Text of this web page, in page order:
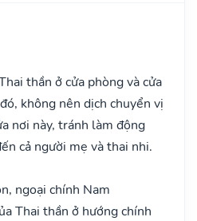
thần ở cửa phòng và cửa
không nên dịch chuyển vị
nơi này, tránh làm động
cả người mẹ và thai nhi.
ngoại chính Nam
Thai thần ở hướng chính